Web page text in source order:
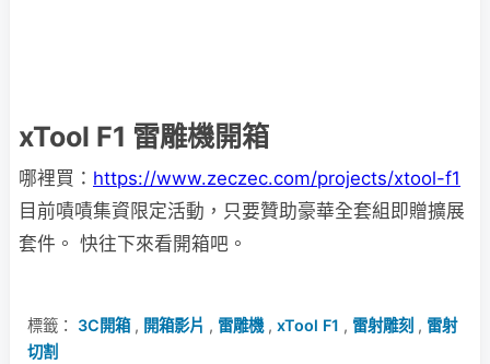
xTool F1 雷雕機開箱
哪裡買： https://www.zeczec.com/projects/xtool-f1
目前嘖嘖集資限定活動，只要贊助豪華全套組即贈擴展
套件。 快往下來看開箱吧。
標籤： 3C開箱, 開箱影片 , 雷雕機, xTool F1 , 雷射雕刻 , 雷射
切割